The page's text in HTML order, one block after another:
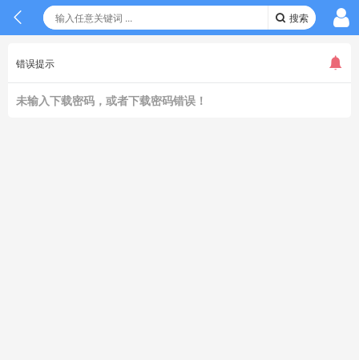
搜索
错误提示
未输入下载密码，或者下载密码错误！